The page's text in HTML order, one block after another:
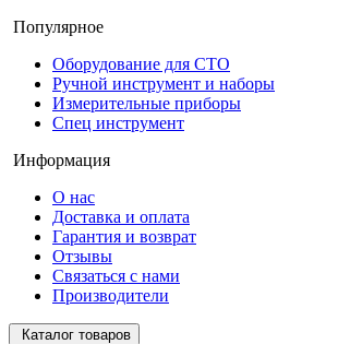
Популярное
Оборудование для СТО
Ручной инструмент и наборы
Измерительные приборы
Спец инструмент
Информация
О нас
Доставка и оплата
Гарантия и возврат
Отзывы
Связаться с нами
Производители
Каталог товаров